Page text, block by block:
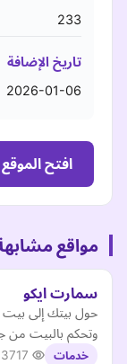
233
تاريخ الإضافة
2026-01-06
افتح الموقع
مواقع
سمارت ايكو
حول بيتك إلى بيت
وتحكم بالبيت من
خدمات